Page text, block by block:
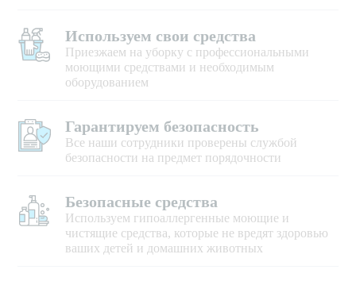
Используем свои средства
Приезжаем на уборку с профессиональными
моющими средствами и необходимым
оборудованием
Гарантируем безопасность
Все наши сотрудники проверены службой
безопасности на предмет порядочности
Безопасные средства
Используем гипоаллергенные моющие и
чистящие средства, которые не вредят здоровью
ваших детей и домашних животных